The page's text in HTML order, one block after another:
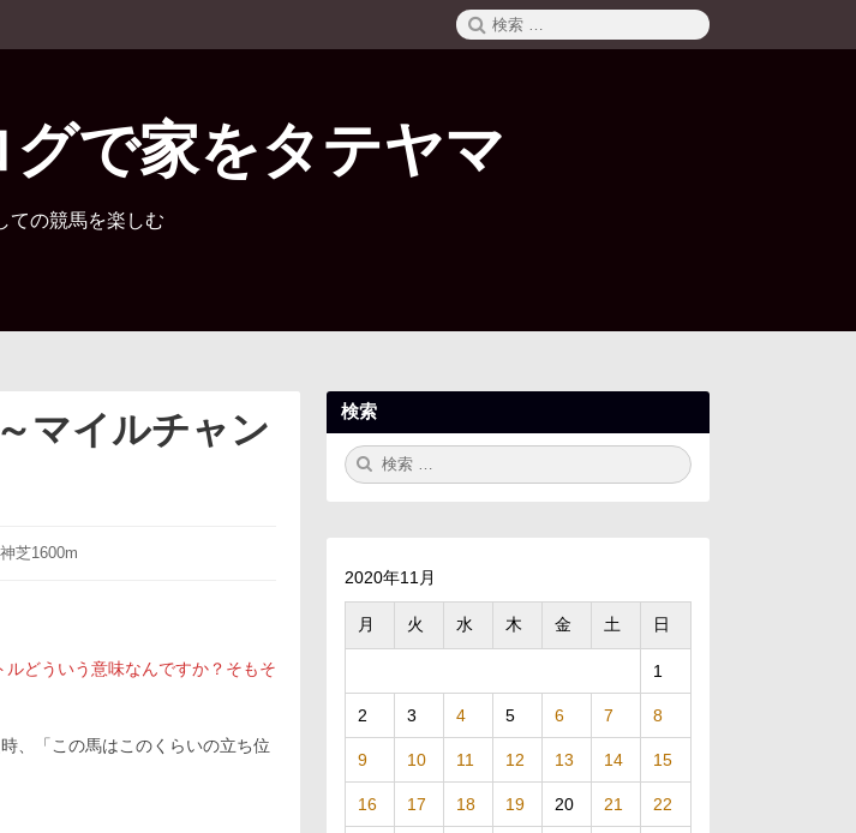
検
索:
で家をタテヤマ
ての競馬を楽しむ
マイルチャン
芝1600m
どういう意味なんですか？そもそ
、「この馬はこのくらいの立ち位
検索
検
索:
2020年11月
月 火 水 木 金 土 日
1
2 3 4 5 6 7 8
9 10 11 12 13 14 15
16 17 18 19 20 21 22